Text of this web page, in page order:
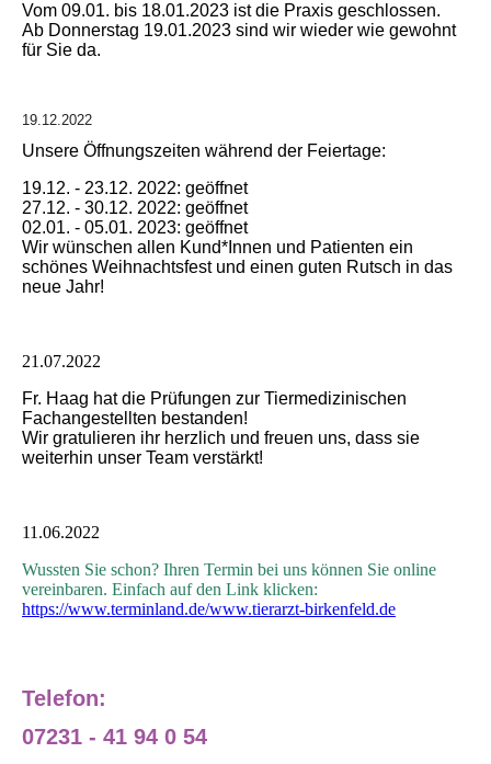
Vom 09.01. bis 18.01.2023 ist die Praxis geschlossen.
Ab Donnerstag 19.01.2023 sind wir wieder wie gewohnt
für Sie da.
19.12.2022
Unsere Öffnungszeiten während der Feiertage:
19.12. - 23.12. 2022: geöffnet
27.12. - 30.12. 2022: geöffnet
02.01. - 05.01. 2023: geöffnet
Wir wünschen allen Kund*Innen und Patienten ein
schönes Weihnachtsfest und einen guten Rutsch in das
neue Jahr!
21.07.2022
Fr. Haag hat die Prüfungen zur Tiermedizinischen
Fachangestellten bestanden!
Wir gratulieren ihr herzlich und freuen uns, dass sie
weiterhin unser Team verstärkt!
11.06.2022
Wussten Sie schon? Ihren Termin bei uns können Sie online
vereinbaren. Einfach auf den Link klicken:
https://www.terminland.de/www.tierarzt-birkenfeld.de
Telefon:
07231 - 41 94 0 54